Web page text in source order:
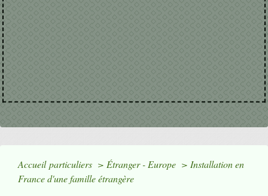
Accueil particuliers > Étranger - Europe > Installation en
France d'une famille étrangère